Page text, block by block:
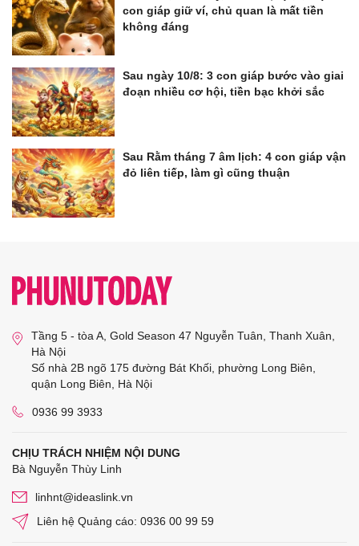
con giáp giữ ví, chủ quan là mất tiền
không đáng
Sau ngày 10/8: 3 con giáp bước vào giai
đoạn nhiều cơ hội, tiền bạc khởi sắc
Sau Rằm tháng 7 âm lịch: 4 con giáp vận
đỏ liên tiếp, làm gì cũng thuận
Tầng 5 - tòa A, Gold Season 47 Nguyễn Tuân, Thanh Xuân,
Hà Nội
Số nhà 2B ngõ 175 đường Bát Khối, phường Long Biên,
quận Long Biên, Hà Nội
0936 99 3933
CHỊU TRÁCH NHIỆM NỘI DUNG
Bà Nguyễn Thùy Linh
linhnt@ideaslink.vn
Liên hệ Quảng cáo: 0936 00 99 59